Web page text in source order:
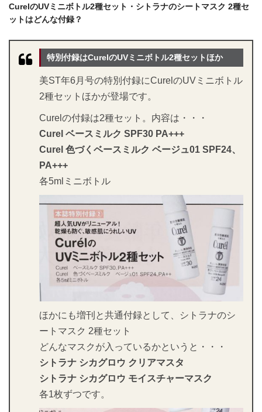
CurelのUVミニボトル2種セット・シトラナのシートマスク 2種セ
ットはどんな付録？
特別付録はCurelのUVミニボトル2種セットほか
美ST年6月号の特別付録にCurelのUVミニボトル
2種セットほかが登場です。
Curelの付録は2種セット。内容は・・・
Curel ベースミルク SPF30 PA+++
Curel 色づくベースミルク ベージュ01 SPF24、
PA+++
各5mlミニボトル
ほかにも増刊と共通付録として、シトラナのシ
ートマスク 2種セット
どんなマスクが入っているかというと・・・
シトラナ シカグロウ クリアマスタ
シトラナ シカグロウ モイスチャーマスク
各1枚ずつです。